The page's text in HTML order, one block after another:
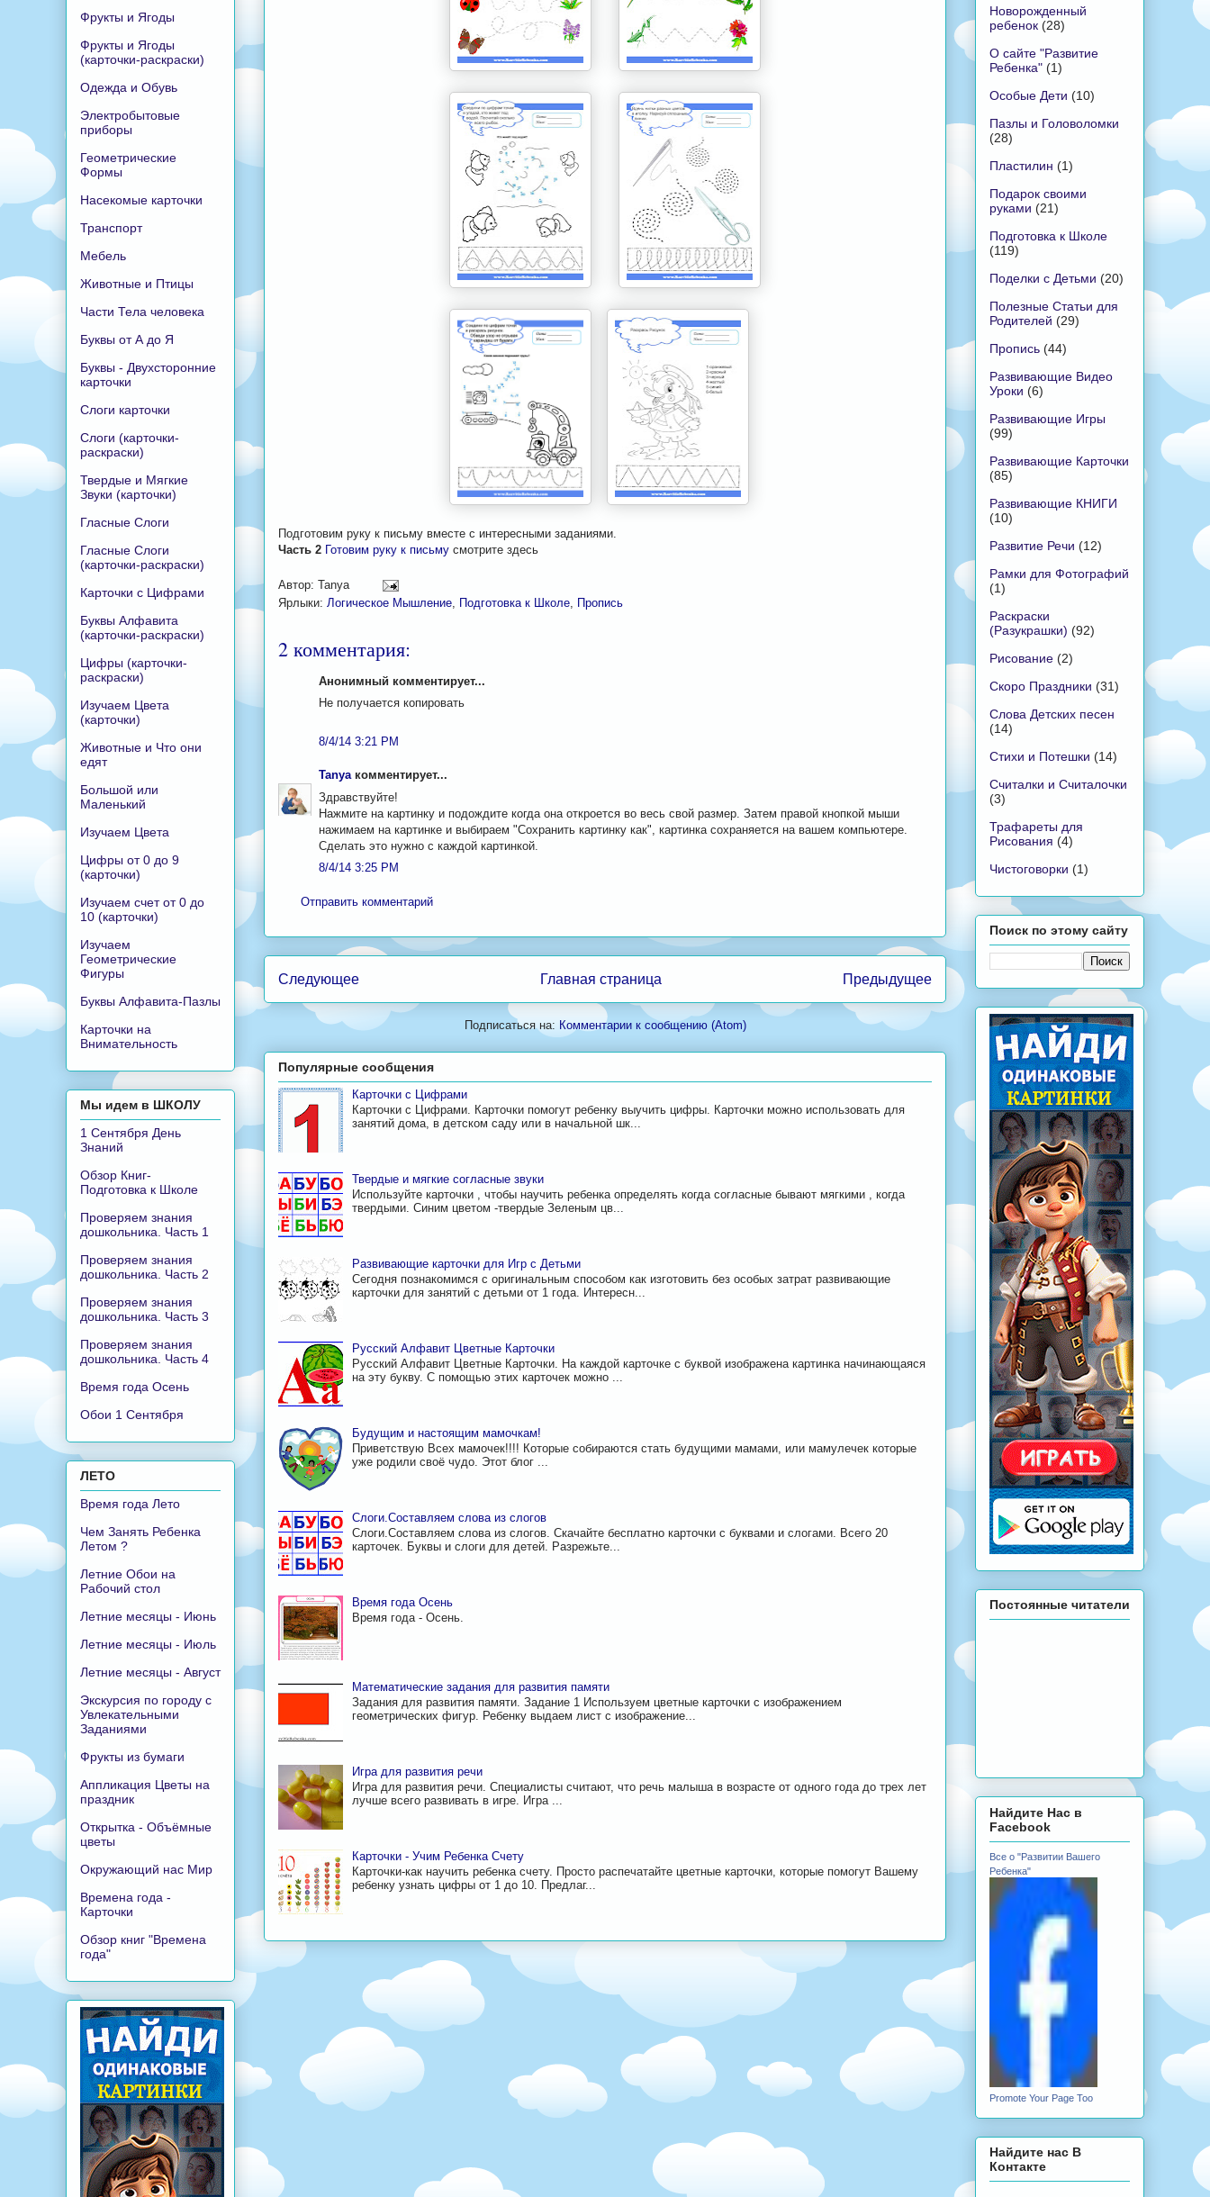
Подготовим руку к письму вместе с интересными заданиями.
Часть 2 Готовим руку к письму смотрите здесь
Автор: Tanya
Ярлыки: Логическое Мышление Подготовка к Школе Пропись
2 комментария:
Анонимный комментирует...
Не получается копировать
8/4/14 3:21 PM
Tanyaкомментирует...
Здравствуйте!
Нажмите на картинку и подождите когда она откроется во весь свой размер. Затем правой кнопкой мыши
нажимаем на картинке и выбираем "Сохранить картинку как", картинка сохраняется на вашем компьютере.
Сделать это нужно с каждой картинкой.
8/4/14 3:25 PM
Отправить комментарий
Следующее Предыдущее
Главная страница
Подписаться на: Комментарии к сообщению (Atom)
Популярные сообщения
Карточки с Цифрами
Карточки с Цифрами. Карточки помогут ребенку выучить цифры. Карточки можно использовать для
занятий дома, в детском саду или в начальной шк...
Твердые и мягкие согласные звуки
Используйте карточки , чтобы научить ребенка определять когда согласные бывают мягкими , когда
твердыми. Синим цветом -твердые Зеленым цв...
Развивающие карточки для Игр с Детьми
Сегодня познакомимся с оригинальным способом как изготовить без особых затрат развивающие
карточки для занятий с детьми от 1 года. Интересн...
Русский Алфавит Цветные Карточки
Русский Алфавит Цветные Карточки. На каждой карточке с буквой изображена картинка начинающаяся
на эту букву. С помощью этих карточек можно ...
Будущим и настоящим мамочкам!
Приветствую Всех мамочек!!!! Которые собираются стать будущими мамами, или мамулечек которые
уже родили своё чудо. Этот блог ...
Слоги.Составляем слова из слогов
Слоги.Составляем слова из слогов. Скачайте бесплатно карточки с буквами и слогами. Всего 20
карточек. Буквы и слоги для детей. Разрежьте...
Время года Осень
Время года - Осень.
Математические задания для развития памяти
Задания для развития памяти. Задание 1 Используем цветные карточки с изображением
геометрических фигур. Ребенку выдаем лист с изображение...
Игра для развития речи
Игра для развития речи. Специалисты считают, что речь малыша в возрасте от одного года до трех лет
лучше всего развивать в игре. Игра ...
Карточки - Учим Ребенка Счету
Карточки-как научить ребенка счету. Просто распечатайте цветные карточки, которые помогут Вашему
ребенку узнать цифры от 1 до 10. Предлаг...
Фрукты и Ягоды
Фрукты и Ягоды
(карточки-раскраски)
Одежда и Обувь
Электробытовые
приборы
Геометрические
Формы
Насекомые карточки
Транспорт
Мебель
Животные и Птицы
Части Тела человека
Буквы от А до Я
Буквы - Двухсторонние
карточки
Слоги карточки
Слоги (карточки-
раскраски)
Твердые и Мягкие
Звуки (карточки)
Гласные Слоги
Гласные Слоги
(карточки-раскраски)
Карточки с Цифрами
Буквы Алфавита
(карточки-раскраски)
Цифры (карточки-
раскраски)
Изучаем Цвета
(карточки)
Животные и Что они
едят
Большой или
Маленький
Изучаем Цвета
Цифры от 0 до 9
(карточки)
Изучаем счет от 0 до
10 (карточки)
Изучаем
Геометрические
Фигуры
Буквы Алфавита-Пазлы
Карточки на
Внимательность
Мы идем в ШКОЛУ
1 Сентября День
Знаний
Обзор Книг-
Подготовка к Школе
Проверяем знания
дошкольника. Часть 1
Проверяем знания
дошкольника. Часть 2
Проверяем знания
дошкольника. Часть 3
Проверяем знания
дошкольника. Часть 4
Время года Осень
Обои 1 Сентября
ЛЕТО
Время года Лето
Чем Занять Ребенка
Летом ?
Летние Обои на
Рабочий стол
Летние месяцы - Июнь
Летние месяцы - Июль
Летние месяцы - Август
Экскурсия по городу с
Увлекательными
Заданиями
Фрукты из бумаги
Аппликация Цветы на
праздник
Открытка - Объёмные
цветы
Окружающий нас Мир
Времена года -
Карточки
Обзор книг "Времена
года"
Новорожденный
ребенок (28)
О сайте "Развитие
Ребенка" (1)
Особые Дети (10)
Пазлы и Головоломки
(28)
Пластилин (1)
Подарок своими
руками (21)
Подготовка к Школе
(119)
Поделки с Детьми (20)
Полезные Статьи для
Родителей (29)
Пропись (44)
Развивающие Видео
Уроки (6)
Развивающие Игры
(99)
Развивающие Карточки
(85)
Развивающие КНИГИ
(10)
Развитие Речи (12)
Рамки для Фотографий
(1)
Раскраски
(Разукрашки) (92)
Рисование (2)
Скоро Праздники (31)
Слова Детских песен
(14)
Стихи и Потешки (14)
Считалки и Считалочки
(3)
Трафареты для
Рисования (4)
Чистоговорки (1)
Поиск по этому сайту
Постоянные читатели
Найдите Нас в
Facebook
Все о "Развитии Вашего
Ребенка"
Promote Your Page Too
Найдите нас В
Контакте